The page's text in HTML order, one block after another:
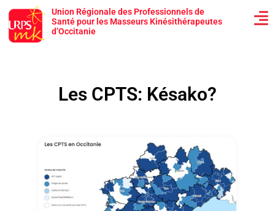
Union Régionale des Professionnels de
Santé pour les Masseurs Kinésithérapeutes
d’Occitanie
Les CPTS: Késako?